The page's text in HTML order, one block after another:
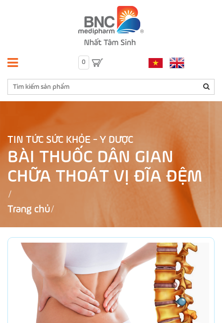
0
TIN TỨC SỨC KHỎE - Y DƯỢC
BÀI THUỐC DÂN GIAN
CHỮA THOÁT VỊ ĐĨA ĐỆM
Trang chủ